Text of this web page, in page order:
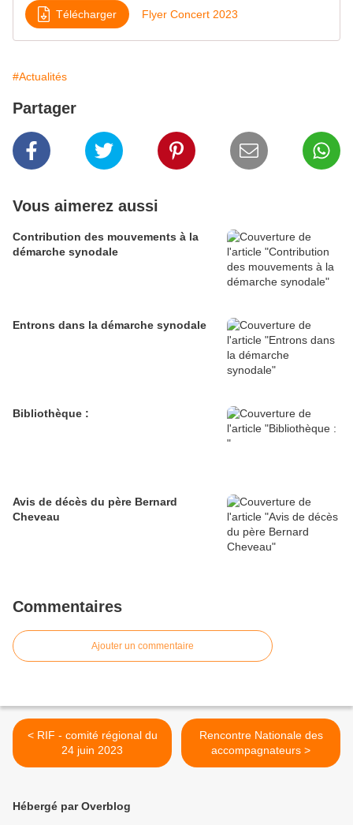
Télécharger Flyer Concert 2023
#Actualités
Partager
Vous aimerez aussi
Contribution des mouvements à la
démarche synodale
Entrons dans la démarche synodale
Bibliothèque :
Avis de décès du père Bernard
Cheveau
Commentaires
Ajouter un commentaire
< RIF - comité régional du
24 juin 2023
Rencontre Nationale des
accompagnateurs >
Hébergé par Overblog